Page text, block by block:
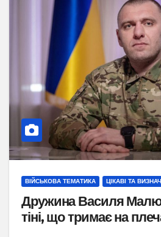
ВІЙСЬКОВА ТЕМАТИКА ЦІКАВІ ТА
Дружина Василя
тіні, що тримає на